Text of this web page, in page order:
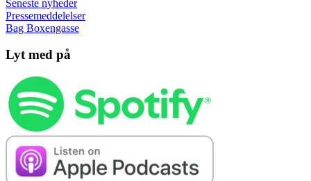
Seneste nyheder
Pressemeddelelser
Bag Boxengasse
Lyt med på